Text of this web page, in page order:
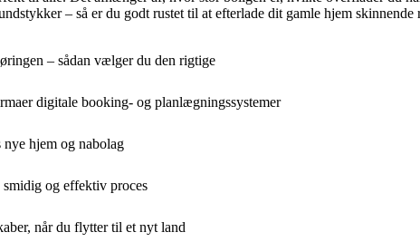
– så er du godt rustet til at efterlade dit gamle hjem skinnende
– sådan vælger du den rigtige
digitale booking- og planlægningssystemer
hjem og nabolag
og effektiv proces
når du flytter til et nyt land